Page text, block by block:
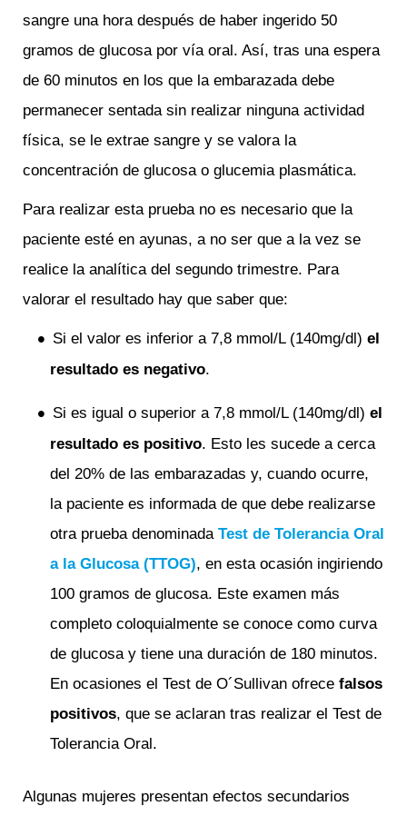
sangre una hora después de haber ingerido 50
gramos de glucosa por vía oral. Así, tras una espera
de 60 minutos en los que la embarazada debe
permanecer sentada sin realizar ninguna actividad
física, se le extrae sangre y se valora la
concentración de glucosa o glucemia plasmática.
Para realizar esta prueba no es necesario que la
paciente esté en ayunas, a no ser que a la vez se
realice la analítica del segundo trimestre. Para
valorar el resultado hay que saber que:
Si el valor es inferior a 7,8 mmol/L (140mg/dl) el
resultado es negativo.
Si es igual o superior a 7,8 mmol/L (140mg/dl) el
resultado es positivo. Esto les sucede a cerca
del 20% de las embarazadas y, cuando ocurre,
la paciente es informada de que debe realizarse
otra prueba denominada Test de Tolerancia Oral
a la Glucosa (TTOG), en esta ocasión ingiriendo
100 gramos de glucosa. Este examen más
completo coloquialmente se conoce como curva
de glucosa y tiene una duración de 180 minutos.
En ocasiones el Test de O´Sullivan ofrece falsos
positivos, que se aclaran tras realizar el Test de
Tolerancia Oral.
Algunas mujeres presentan efectos secundarios